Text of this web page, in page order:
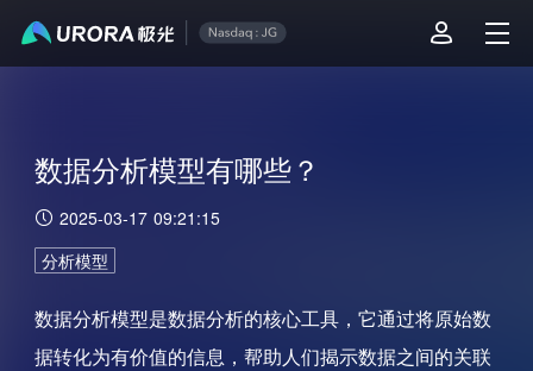
数据分析模型有哪些？
2025-03-17 09:21:15
分析模型
数据分析模型是数据分析的核心工具，它通过将原始数
据转化为有价值的信息，帮助人们揭示数据之间的关联